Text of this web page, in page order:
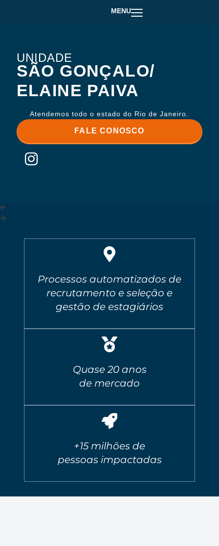
MENU
UNIDADE
SÃO GONÇALO/
ELAINE PAIVA
Atendemos todo o estado do Rio de Janeiro.
FALE CONOSCO
Processos automatizados de
recrutamento e seleção e
gestão de estagiários
Quase 20 anos
de mercado
+15 milhões de
pessoas impactadas